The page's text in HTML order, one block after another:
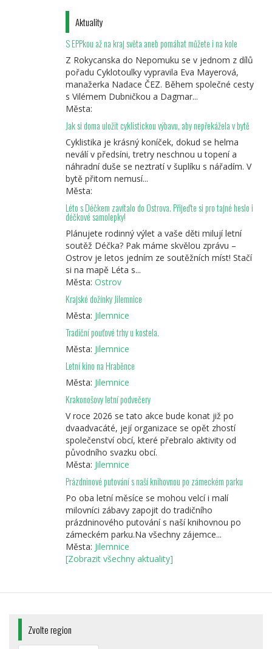
Aktuality
S EPPkou až na kraj světa aneb pomáhat můžete i na kole
Z Rokycanska do Nepomuku se v jednom z dílů
pořadu Cyklotoulky vypravila Eva Mayerová,
manažerka Nadace ČEZ. Během společné cesty
s Vilémem Dubničkou a Dagmar...
Města:
Jak si doma uložit cyklistickou výbavu, aby nepřekážela v bytě
Cyklistika je krásný koníček, dokud se helma
neválí v předsíni, tretry neschnou u topení a
náhradní duše se neztratí v šuplíku s nářadím. V
bytě přitom nemusí...
Města:
Léto s Déčkem zavítalo do Ostrova. Přijeďte si pro tajné heslo i
déčkové samolepky!
Plánujete rodinný výlet a vaše děti milují letní
soutěž Déčka? Pak máme skvělou zprávu –
Ostrov je letos jedním ze soutěžních míst! Stačí
si na mapě Léta s...
Města: Ostrov
Krajské dožínky Jilemnice
Města: Jilemnice
Tradiční pouťové trhy u kostela.
Města: Jilemnice
Letní kino na Hraběnce
Města: Jilemnice
Krakonošovy letní podvečery
V roce 2026 se tato akce bude konat již po
dvaadvacáté, její organizace se opět zhostí
společenství obcí, které přebralo aktivity od
původního svazku obcí.
Města: Jilemnice
Prázdninové putování s naší knihovnou po zámeckém parku
Po oba letní měsíce se mohou velcí i malí
milovníci zábavy zapojit do tradičního
prázdninového putování s naší knihovnou po
zámeckém parku.Na všechny zájemce...
Města: Jilemnice
[Zobrazit všechny aktuality]
Zvolte region